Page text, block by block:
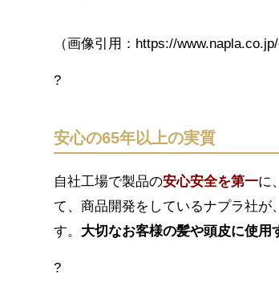
（画像引用：https://
?
安心の65年以上の実質
自社工場で製品の安心安全を第一に
て、商品開発をしているナプラ社が
す。 大切なお客様の髪や頭皮に使
?